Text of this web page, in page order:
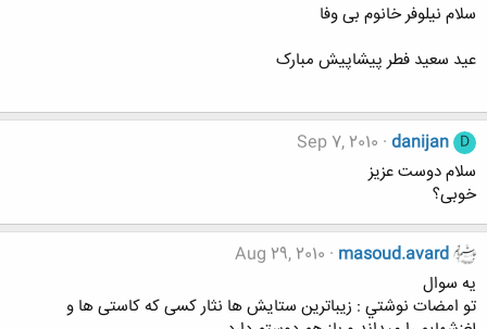
سلام نیلوفر خانوم بی وفا
عید سعید فطر پیشاپیش مبارک
D
danijan
Sep 7, 2010
سلام دوست عزیز
خوبی؟
masoud.avard
Aug 29, 2010
يه سوال
تو امضات نوشتي : زیباترین ستایش ها نثار کسی که کاستی ها و